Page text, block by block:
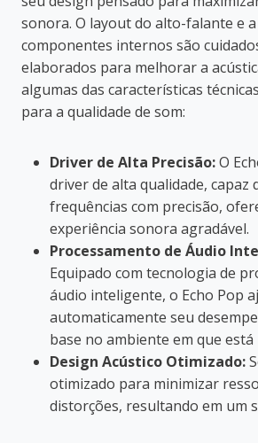
sonora. O layout do alto-falante e
componentes internos são
elaborados para melhorar a
algumas das características
para a qualidade de som:
Driver de Alta Precisão:O
driver de alta qualidade, capaz
frequências com precisão,
experiência sonora agradável.
Processamento de Áudio
Equipado com tecnologia de
áudio inteligente, o Echo Pop
automaticamente seu
base no ambiente em que está
Design Acústico Otimizado:
otimizado para minimizar
distorções, resultando em um